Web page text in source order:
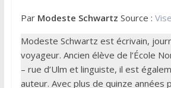
Par Modeste Schwartz Source :
Modeste Schwartz est écrivain,
voyageur. Ancien élève de l’École
– rue d’Ulm et linguiste, il est
auteur. Avec plus de quinze années